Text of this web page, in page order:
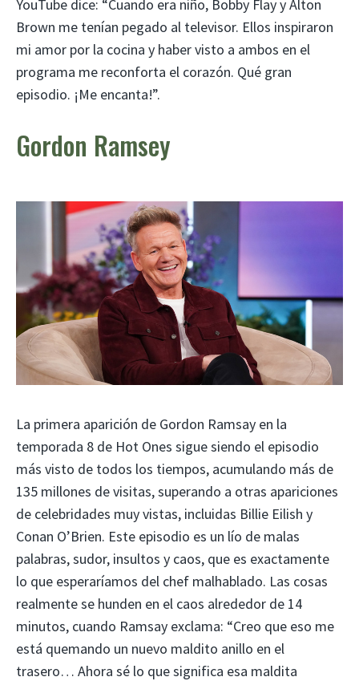
YouTube dice: “Cuando era niño, Bobby Flay y Alton
Brown me tenían pegado al televisor. Ellos inspiraron
mi amor por la cocina y haber visto a ambos en el
programa me reconforta el corazón. Qué gran
episodio. ¡Me encanta!”.
Gordon Ramsey
La primera aparición de Gordon Ramsay en la
temporada 8 de Hot Ones sigue siendo el episodio
más visto de todos los tiempos, acumulando más de
135 millones de visitas, superando a otras apariciones
de celebridades muy vistas, incluidas Billie Eilish y
Conan O’Brien. Este episodio es un lío de malas
palabras, sudor, insultos y caos, que es exactamente
lo que esperaríamos del chef malhablado. Las cosas
realmente se hunden en el caos alrededor de 14
minutos, cuando Ramsay exclama: “Creo que eso me
está quemando un nuevo maldito anillo en el
trasero… Ahora sé lo que significa esa maldita